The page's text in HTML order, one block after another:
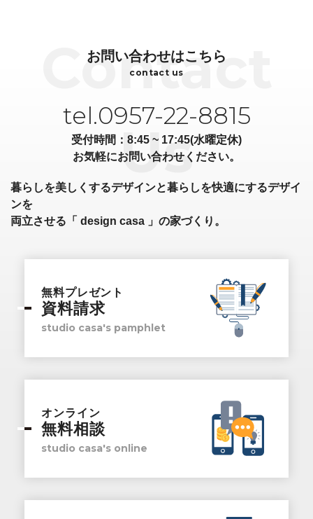
お問い合わせはこちら
contact us
tel.0957-22-8815
受付時間：8:45 ~ 17:45(水曜定休)
お気軽にお問い合わせください。
暮らしを美しくするデザインと暮らしを快適にするデザイ
ンを
両立させる「 design casa 」の家づくり。
無料プレゼント
資料請求
studio casa's pamphlet
オンライン
無料相談
studio casa's online